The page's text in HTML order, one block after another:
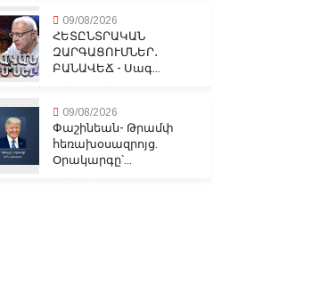
09/08/2026
ՀԵՏԸՆՏՐԱԿԱՆ
ԶԱՐԳԱՑՈՒՄՆԵՐ․
ԲԱՆԱՎԵՃ - Սագ...
09/08/2026
Փաշինեան- Թրամփ
հեռախօսազրոյց.
Օրակարգը՝...